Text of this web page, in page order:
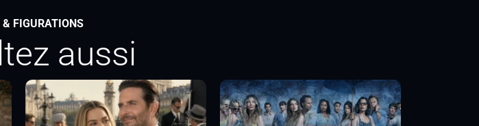
FIGURATIONS
aussi